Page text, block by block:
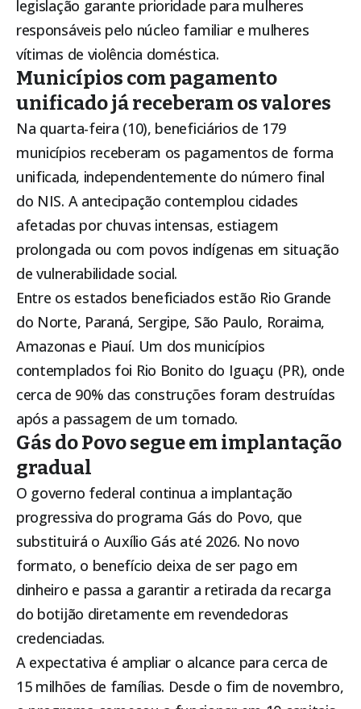
legislação garante prioridade para mulheres
responsáveis pelo núcleo familiar e mulheres
vítimas de violência doméstica.
Municípios com pagamento
unificado já receberam os valores
Na quarta-feira (10), beneficiários de 179
municípios receberam os pagamentos de forma
unificada, independentemente do número final
do NIS. A antecipação contemplou cidades
afetadas por chuvas intensas, estiagem
prolongada ou com povos indígenas em situação
de vulnerabilidade social.
Entre os estados beneficiados estão Rio Grande
do Norte, Paraná, Sergipe, São Paulo, Roraima,
Amazonas e Piauí. Um dos municípios
contemplados foi Rio Bonito do Iguaçu (PR), onde
cerca de 90% das construções foram destruídas
após a passagem de um tornado.
Gás do Povo segue em implantação
gradual
O governo federal continua a implantação
progressiva do programa Gás do Povo, que
substituirá o Auxílio Gás até 2026. No novo
formato, o benefício deixa de ser pago em
dinheiro e passa a garantir a retirada da recarga
do botijão diretamente em revendedoras
credenciadas.
A expectativa é ampliar o alcance para cerca de
15 milhões de famílias. Desde o fim de novembro,